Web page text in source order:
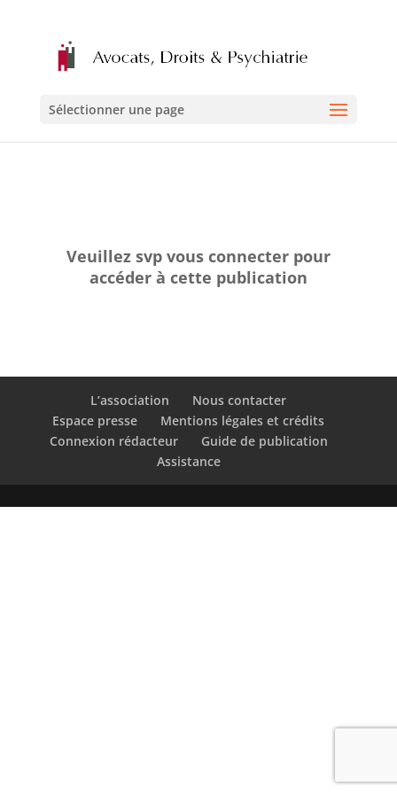
Sélectionner une page
Veuillez svp vous connecter pour
accéder à cette publication
L’association
Nous contacter
Espace presse
Mentions légales et crédits
Connexion rédacteur
Guide de publication
Assistance